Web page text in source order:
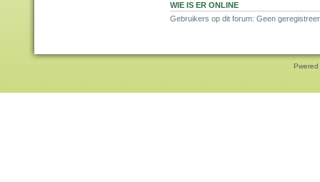
WIE IS ER ONLINE
Gebruikers op dit forum: Geen